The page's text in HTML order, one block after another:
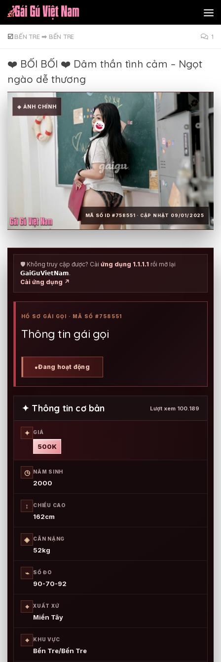
Skip to content
☑️BẾN TRE ➡ BẾN TRE 1
❤️ BỐI BỐI ❤️ Dâm thần tình cảm – Ngọt
ngào dễ thương
◈ ẢNH CHÍNH
MÃ SỐ ID #758551 · CẬP NHẬT 09/01/2025
🛡️ Không truy cập được? Cài ứng dụng 1.1.1.1 rồi mở lại
𝗚𝗮𝗶𝗚𝘂𝗩𝗶𝗲𝘁𝗡𝗮𝗺.
Cài ứng dụng ↗
HỒ SƠ GÁI GỌI · MÃ SỐ #758551
Thông tin gái gọi
●Đang hoạt động
✦ Thông tin cơ bản Lượt xem 100.189
✦ GIÁ
500K
◷ NĂM SINH
2000
↕ CHIỀU CAO
162cm
◈ CÂN NẶNG
52kg
⌁ SỐ ĐO
90-70-92
⌖ XUẤT XỨ
Miền Tây
⌖ KHU VỰC
Bến Tre/Bến Tre